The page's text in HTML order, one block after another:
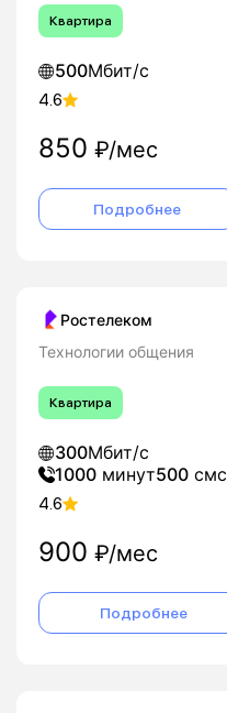
Квартира
500Мбит/с
4.6
850 ₽/мес
Подробнее
Ростелеком
Технологии общения
Квартира
300Мбит/с
1000 минут500 смс
4.6
900 ₽/мес
Подробнее